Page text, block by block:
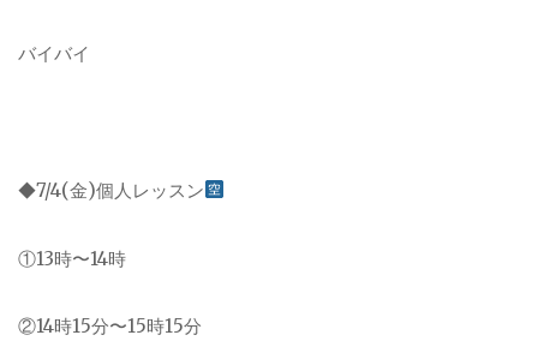
バイバイ
◆7/4(金)個人レッスン
①13時〜14時
②14時15分〜15時15分